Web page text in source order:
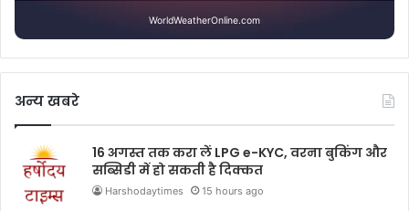
WorldWeatherOnline.com
अन्य खबरे
16 अगस्त तक करा लें LPG e-KYC, वरना बुकिंग और
सब्सिडी में हो सकती है दिक्कत
Harshodaytimes 15 hours ago